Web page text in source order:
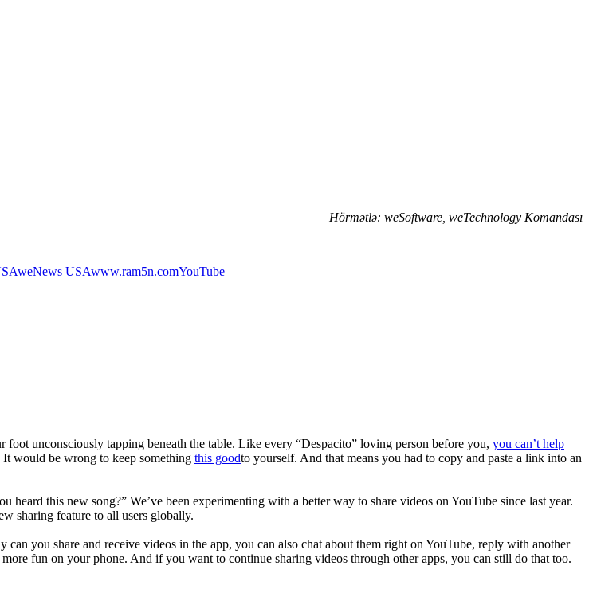
Hörmətlə: weSoftware, weTechnology Komandası
weNews USAwww.ram5n.comYouTube
foot unconsciously tapping beneath the table. Like every “Despacito” loving person before you, you can’t help
would be wrong to keep something this goodto yourself. And that means you had to copy and paste a link into an
this new song?” We’ve been experimenting with a better way to share videos on YouTube since last year.
sharing feature to all users globally.
you share and receive videos in the app, you can also chat about them right on YouTube, reply with another
fun on your phone. And if you want to continue sharing videos through other apps, you can still do that too.